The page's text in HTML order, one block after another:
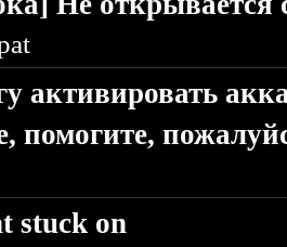
0 из 5
активировать
помогите,
0 из 5
5
stuck on